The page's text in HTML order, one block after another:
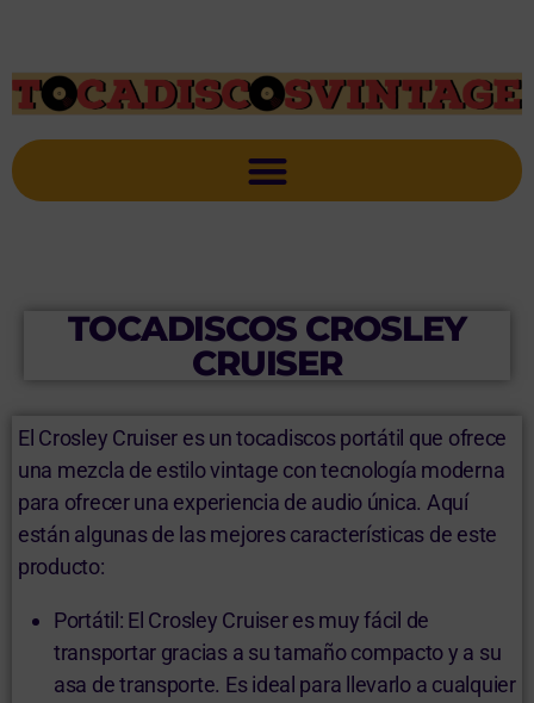
TOCADISCOS CROSLEY
CRUISER
El Crosley Cruiser es un tocadiscos portátil que ofrece
una mezcla de estilo vintage con tecnología moderna
para ofrecer una experiencia de audio única. Aquí
están algunas de las mejores características de este
producto:
Portátil: El Crosley Cruiser es muy fácil de
transportar gracias a su tamaño compacto y a su
asa de transporte. Es ideal para llevarlo a cualquier